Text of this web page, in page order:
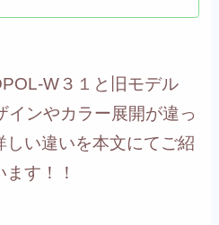
W３１と旧モデル
インやカラー展開が違っ
しい違いを本文にてご紹
す！！